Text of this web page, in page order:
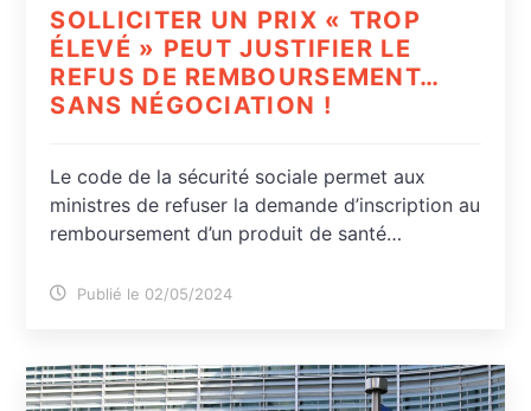
SOLLICITER UN PRIX « TROP
ÉLEVÉ » PEUT JUSTIFIER LE
REFUS DE REMBOURSEMENT…
SANS NÉGOCIATION !
Le code de la sécurité sociale permet aux
ministres de refuser la demande d’inscription au
remboursement d’un produit de santé…
Publié le 02/05/2024